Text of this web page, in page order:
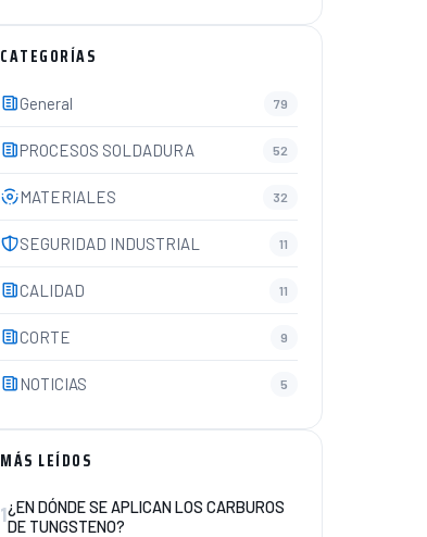
CATEGORÍAS
General 79
PROCESOS SOLDADURA 52
MATERIALES 32
SEGURIDAD INDUSTRIAL 11
CALIDAD 11
CORTE 9
NOTICIAS 5
MÁS LEÍDOS
1¿EN DÓNDE SE APLICAN LOS CARBUROS
DE TUNGSTENO?